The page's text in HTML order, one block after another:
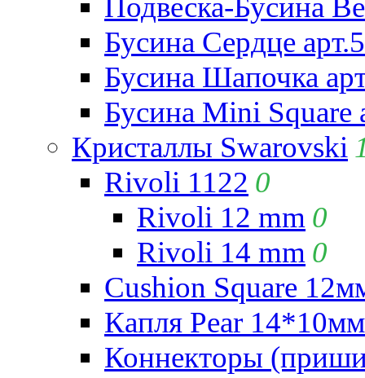
Бусина Сердце
Бусина Шапочка
Бусина Mini Square
Кристаллы Swarovski
Rivoli 1122 0
Rivoli 12 mm 0
Rivoli 14 mm 0
Cushion Square
Капля Pear
Коннекторы